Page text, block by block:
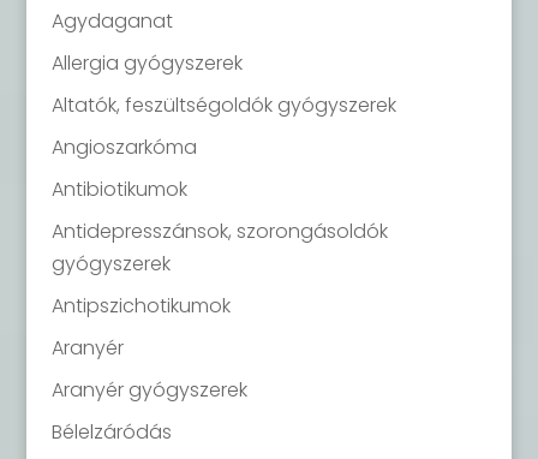
Agydaganat
Allergia gyógyszerek
Altatók, feszültségoldók gyógyszerek
Angioszarkóma
Antibiotikumok
Antidepresszánsok, szorongásoldók
gyógyszerek
Antipszichotikumok
Aranyér
Aranyér gyógyszerek
Bélelzáródás